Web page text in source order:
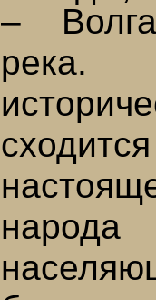
–
река.